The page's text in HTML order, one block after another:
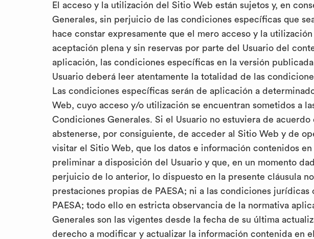
El acceso y la utilización del Sitio Web están sujetos y, en
Generales, sin perjuicio de las condiciones específicas que
hace constar expresamente que el mero acceso y la
aceptación plena y sin reservas por parte del Usuario del
aplicación, las condiciones específicas en la versión
Usuario deberá leer atentamente la totalidad de las
Las condiciones específicas serán de aplicación a
Web, cuyo acceso y/o utilización se encuentran sometidos a
Condiciones Generales. Si el Usuario no estuviera de
abstenerse, por consiguiente, de acceder al Sitio Web y de
visitar el Sitio Web, que los datos e información contenidos
preliminar a disposición del Usuario y que, en un momento
perjuicio de lo anterior, lo dispuesto en la presente cláusula
prestaciones propias de PAESA; ni a las condiciones
PAESA; todo ello en estricta observancia de la normativa
Generales son las vigentes desde la fecha de su última
derecho a modificar y actualizar la información contenida en